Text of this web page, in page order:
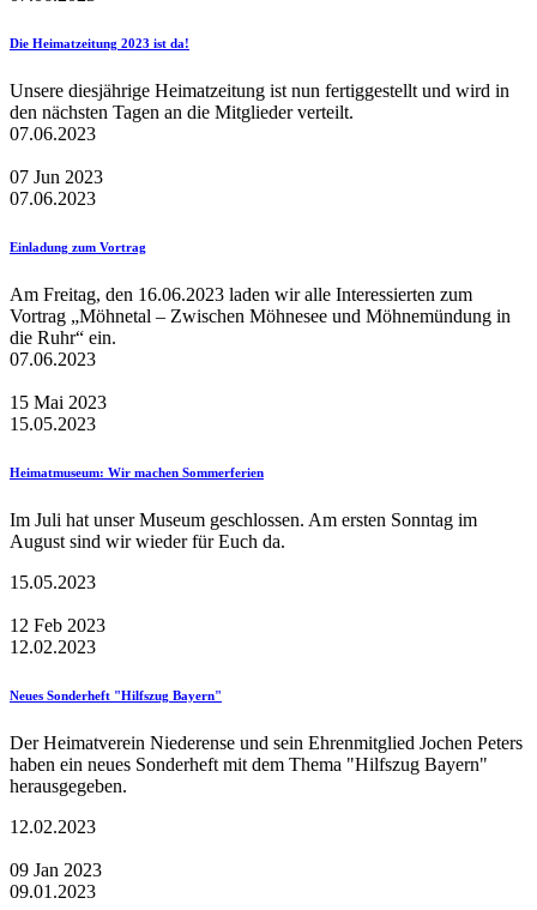
Die Heimatzeitung 2023 ist da!
Unsere diesjährige Heimatzeitung ist nun fertiggestellt und wird in
den nächsten Tagen an die Mitglieder verteilt.
07.06.2023
07 Jun 2023
07.06.2023
Einladung zum Vortrag
Am Freitag, den 16.06.2023 laden wir alle Interessierten zum
Vortrag „Möhnetal – Zwischen Möhnesee und Möhnemündung in
die Ruhr“ ein.
07.06.2023
15 Mai 2023
15.05.2023
Heimatmuseum: Wir machen Sommerferien
Im Juli hat unser Museum geschlossen. Am ersten Sonntag im
August sind wir wieder für Euch da.
15.05.2023
12 Feb 2023
12.02.2023
Neues Sonderheft "Hilfszug Bayern"
Der Heimatverein Niederense und sein Ehrenmitglied Jochen Peters
haben ein neues Sonderheft mit dem Thema "Hilfszug Bayern"
herausgegeben.
12.02.2023
09 Jan 2023
09.01.2023